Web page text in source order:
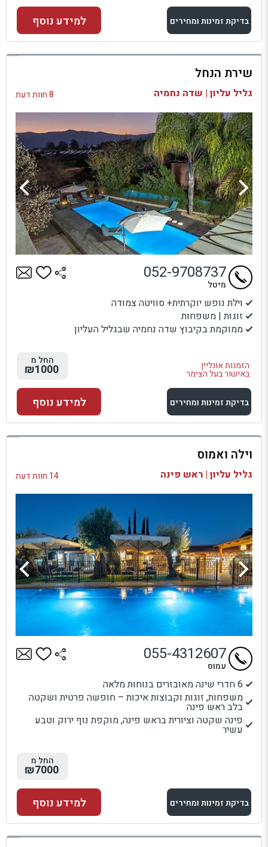
בדיקת זמינות ומחירים
למתחם זה
בדיקת זמינות ומחירים
למידע נוסף
שירת הנחל
גליל עליון | שדה נחמיה 8 חוות דעת
וילת נופש יוקרתית+ סוויטה צמודה
זוגות | משפחות
ממוקמת בקיבוץ שדה נחמיה שבגליל העליון
הזמנות אונליין
באישור בעל הצימר
052-9708737
מיטל
החל מ
₪1000
בדיקת זמינות ומחירים
למתחם זה
בדיקת זמינות ומחירים
למידע נוסף
וילה ואמוס
גליל עליון | ראש פינה 14 חוות דעת
6 חדרי שינה מאובזרים בנוחות מלאה
משפחות, זוגות וקבוצות איכות – חופשה פרטית ושקטה
בלב ראש פינה
פינה שקטה וציורית בראש פינה, מוקפת נוף ירוק וטבע
עשיר
055-4312607
עמוס
החל מ
₪7000
בדיקת זמינות ומחירים
למתחם זה
למידע נוסף